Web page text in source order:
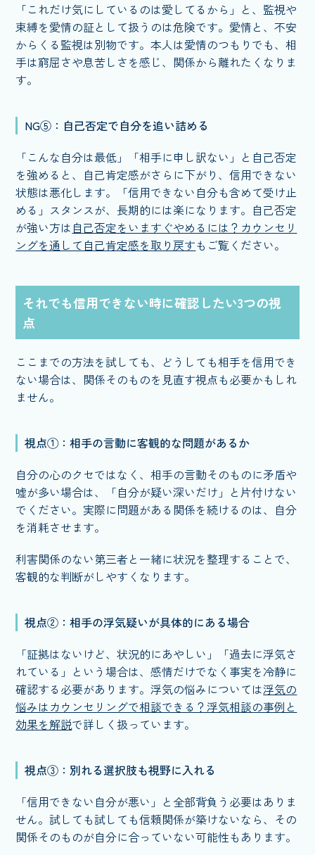
「これだけ気にしているのは愛してるから」と、監視や
束縛を愛情の証として扱うのは危険です。愛情と、不安
からくる監視は別物です。本人は愛情のつもりでも、相
手は窮屈さや息苦しさを感じ、関係から離れたくなりま
す。
NG⑤：自己否定で自分を追い詰める
「こんな自分は最低」「相手に申し訳ない」と自己否定
を強めると、自己肯定感がさらに下がり、信用できない
状態は悪化します。「信用できない自分も含めて受け止
める」スタンスが、長期的には楽になります。自己否定
が強い方は 自己否定をいますぐやめるには？カウンセリ
ングを通して自己肯定感を取り戻すもご覧ください。
それでも信用できない時に確認したい3つの視
点
ここまでの方法を試しても、どうしても相手を信用でき
ない場合は、関係そのものを見直す視点も必要かもしれ
ません。
視点①：相手の言動に客観的な問題があるか
自分の心のクセではなく、相手の言動そのものに矛盾や
嘘が多い場合は、「自分が疑い深いだけ」と片付けない
でください。実際に問題がある関係を続けるのは、自分
を消耗させます。
利害関係のない第三者と一緒に状況を整理することで、
客観的な判断がしやすくなります。
視点②：相手の浮気疑いが具体的にある場合
「証拠はないけど、状況的にあやしい」「過去に浮気さ
れている」という場合は、感情だけでなく事実を冷静に
確認する必要があります。浮気の悩みについては浮気の
悩みはカウンセリングで相談できる？浮気相談の事例と
効果を解説で詳しく扱っています。
視点③：別れる選択肢も視野に入れる
「信用できない自分が悪い」と全部背負う必要はありま
せん。試しても試しても信頼関係が築けないなら、その
関係そのものが自分に合っていない可能性もあります。